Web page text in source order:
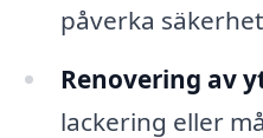
påverka
Renovering av
lackering eller